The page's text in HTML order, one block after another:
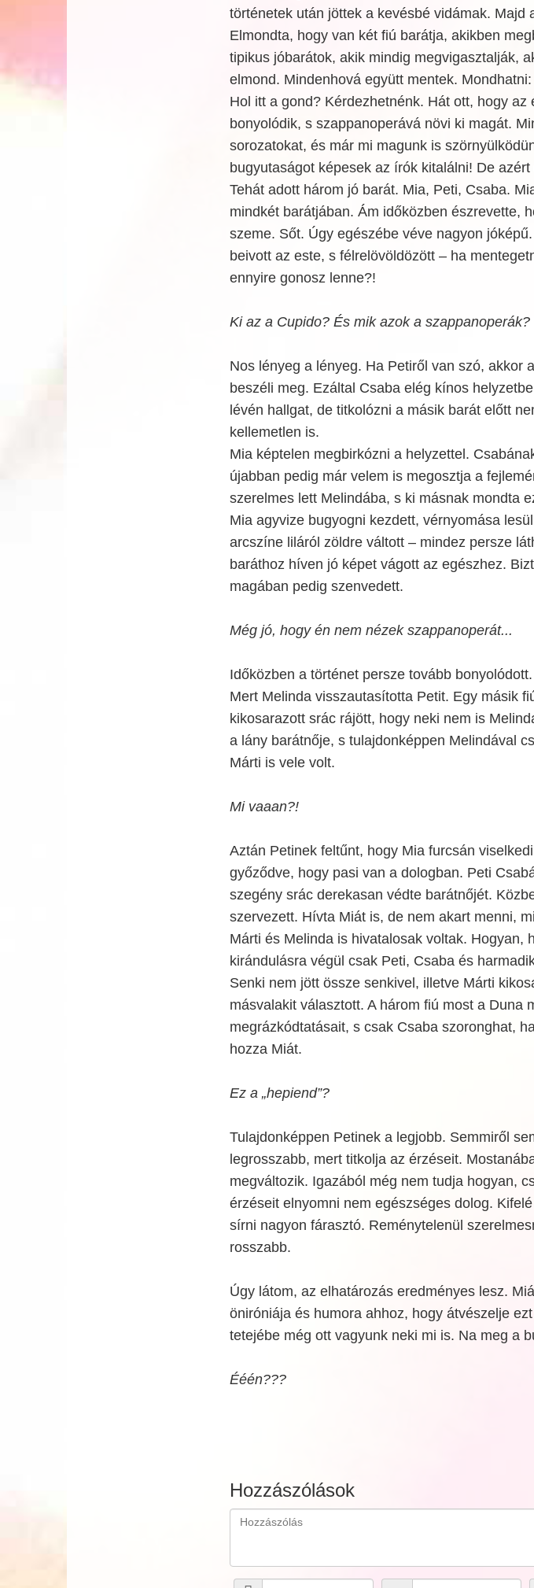
történetek után jöttek a kevésbé vidámak. Majd
Elmondta, hogy van két fiú barátja, akikben
tipikus jóbarátok, akik mindig megvigasztalják,
elmond. Mindenhová együtt mentek.
Hol itt a gond? Kérdezhetnénk. Hát ott, hogy az
bonyolódik, s szappanoperává növi ki magát.
sorozatokat, és már mi magunk is
bugyutaságot képesek az írók kitalálni! De
Tehát adott három jó barát. Mia, Peti, Csaba.
mindkét barátjában. Ám időközben észrevette,
szeme. Sőt. Úgy egészébe véve nagyon
beivott az este, s félrelövöldözött – ha
ennyire gonosz lenne?!
Ki az a Cupido? És mik azok a
Nos lényeg a lényeg. Ha Petiről van szó, akkor
beszéli meg. Ezáltal Csaba elég kínos
lévén hallgat, de titkolózni a másik barát előtt
kellemetlen is.
Mia képtelen megbirkózni a helyzettel.
újabban pedig már velem is megosztja a
szerelmes lett Melindába, s ki másnak mondta
Mia agyvize bugyogni kezdett, vérnyomása
arcszíne liláról zöldre váltott – mindez persze
baráthoz híven jó képet vágott az egészhez.
magában pedig szenvedett.
Még jó, hogy én nem nézek szappanoperát...
Időközben a történet persze tovább
Mert Melinda visszautasította Petit. Egy másik
kikosarazott srác rájött, hogy neki nem is
a lány barátnője, s tulajdonképpen Melindával
Márti is vele volt.
Mi vaaan?!
Aztán Petinek feltűnt, hogy Mia furcsán
győződve, hogy pasi van a dologban. Peti
szegény srác derekasan védte barátnőjét.
szervezett. Hívta Miát is, de nem akart menni,
Márti és Melinda is hivatalosak voltak. Hogyan,
kirándulásra végül csak Peti, Csaba és
Senki nem jött össze senkivel, illetve Márti
másvalakit választott. A három fiú most a Duna
megrázkódtatásait, s csak Csaba szoronghat,
hozza Miát.
Ez a „hepiend”?
Tulajdonképpen Petinek a legjobb. Semmiről
legrosszabb, mert titkolja az érzéseit.
megváltozik. Igazából még nem tudja hogyan,
érzéseit elnyomni nem egészséges dolog.
sírni nagyon fárasztó. Reménytelenül
rosszabb.
Úgy látom, az elhatározás eredményes lesz.
öniróniája és humora ahhoz, hogy átvészelje
tetejébe még ott vagyunk neki mi is. Na meg a
Ééén???
Hozzászólások